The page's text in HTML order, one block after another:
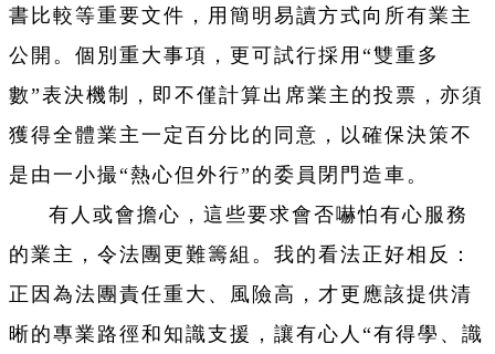
書比較等重要文件，用簡明易讀方式向所有業主
公開。個別重大事項，更可試行採用“雙重多
數”表決機制，即不僅計算出席業主的投票，亦須
獲得全體業主一定百分比的同意，以確保決策不
是由一小撮“熱心但外行”的委員閉門造車。
有人或會擔心，這些要求會否嚇怕有心服務
的業主，令法團更難籌組。我的看法正好相反：
正因為法團責任重大、風險高，才更應該提供清
晰的專業路徑和知識支援，讓有心人“有得學、識